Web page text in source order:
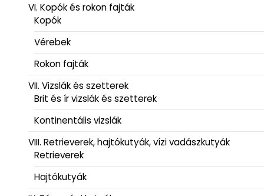
VI. Kopók és rokon fajták
Kopók
Vérebek
Rokon fajták
VII. Vizslák és szetterek
Brit és ír vizslák és szetterek
Kontinentális vizslák
VIII. Retrieverek, hajtókutyák, vízi vadászkutyák
Retrieverek
Hajtókutyák